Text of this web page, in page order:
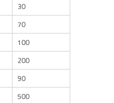
30
70
100
200
90
500